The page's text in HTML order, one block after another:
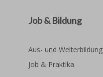
Job & Bildung
Aus- und Weiterbildung
Job & Praktika